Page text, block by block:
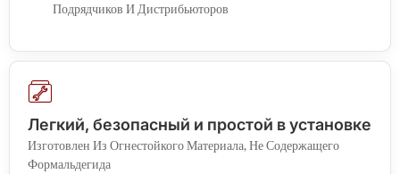
Подрядчиков И Дистрибьюторов
Легкий, безопасный и простой в установке
Изготовлен Из Огнестойкого Материала, Не Содержащего
Формальдегида